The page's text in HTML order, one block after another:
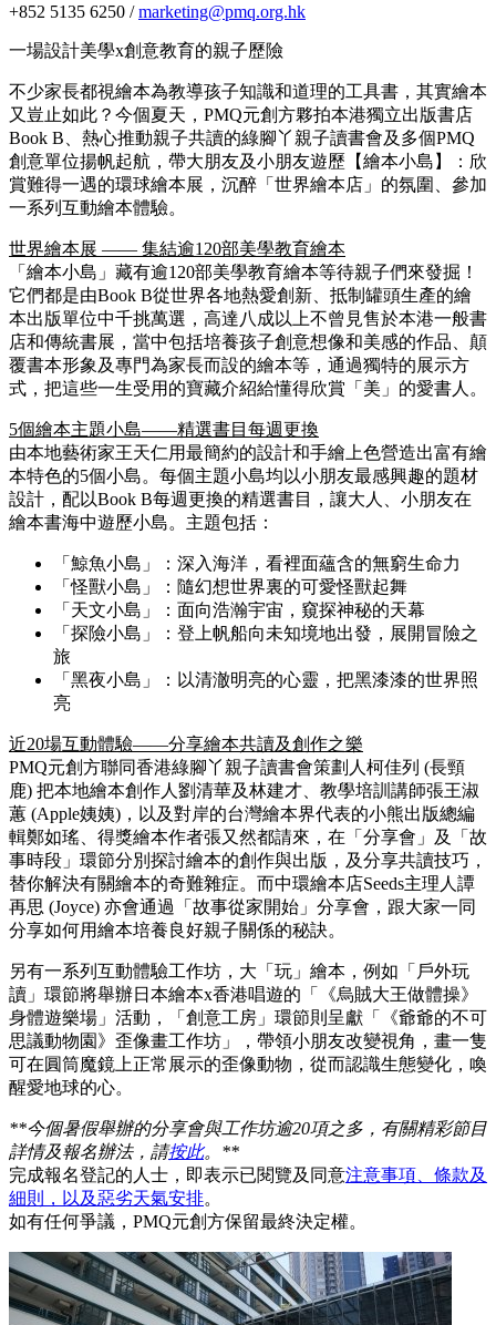
+852 5135 6250 /marketing@pmq.org.hk
一場設計美學x創意教育的親子歷險
不少家長都視繪本為教導孩子知識和道理的工具書，其實繪本
又豈止如此？今個夏天，PMQ元創方夥拍本港獨立出版書店
Book B、熱心推動親子共讀的綠腳丫親子讀書會及多個PMQ
創意單位揚帆起航，帶大朋友及小朋友遊歷【繪本小島】：欣
賞難得一遇的環球繪本展，沉醉「世界繪本店」的氛圍、參加
一系列互動繪本體驗。
世界繪本展 —— 集結逾120部美學教育繪本
「繪本小島」藏有逾120部美學教育繪本等待親子們來發掘！
它們都是由Book B從世界各地熱愛創新、抵制罐頭生產的繪
本出版單位中千挑萬選，高達八成以上不曾見售於本港一般書
店和傳統書展，當中包括培養孩子創意想像和美感的作品、顛
覆書本形象及專門為家長而設的繪本等，通過獨特的展示方
式，把這些一生受用的寶藏介紹給懂得欣賞「美」的愛書人。
5個繪本主題小島——精選書目每週更換
由本地藝術家王天仁用最簡約的設計和手繪上色營造出富有繪
本特色的5個小島。每個主題小島均以小朋友最感興趣的題材
設計，配以Book B每週更換的精選書目，讓大人、小朋友在
繪本書海中遊歷小島。主題包括：
「鯨魚小島」：深入海洋，看裡面蘊含的無窮生命力
「怪獸小島」：隨幻想世界裏的可愛怪獸起舞
「天文小島」：面向浩瀚宇宙，窺探神秘的天幕
「探險小島」：登上帆船向未知境地出發，展開冒險之
旅
「黑夜小島」：以清澈明亮的心靈，把黑漆漆的世界照
亮
近20場互動體驗——分享繪本共讀及創作之樂
PMQ元創方聯同香港綠腳丫親子讀書會策劃人柯佳列 (長頸
鹿) 把本地繪本創作人劉清華及林建才、教學培訓講師張王淑
蕙 (Apple姨姨)，以及對岸的台灣繪本界代表的小熊出版總編
輯鄭如瑤、得獎繪本作者張又然都請來，在「分享會」及「故
事時段」環節分別探討繪本的創作與出版，及分享共讀技巧，
替你解決有關繪本的奇難雜症。而中環繪本店Seeds主理人譚
再思 (Joyce) 亦會通過「故事從家開始」分享會，跟大家一同
分享如何用繪本培養良好親子關係的秘訣。
另有一系列互動體驗工作坊，大「玩」繪本，例如「戶外玩
讀」環節將舉辦日本繪本x香港唱遊的「《烏賊大王做體操》
身體遊樂場」活動，「創意工房」環節則呈獻「《爺爺的不可
思議動物園》歪像畫工作坊」，帶領小朋友改變視角，畫一隻
可在圓筒魔鏡上正常展示的歪像動物，從而認識生態變化，喚
醒愛地球的心。
**今個暑假舉辦的分享會與工作坊逾20項之多，有關精彩節目
詳情及報名辦法，請按此。**
完成報名登記的人士，即表示已閱覽及同意注意事項、條款及
細則，以及惡劣天氣安排。
如有任何爭議，PMQ元創方保留最終決定權。